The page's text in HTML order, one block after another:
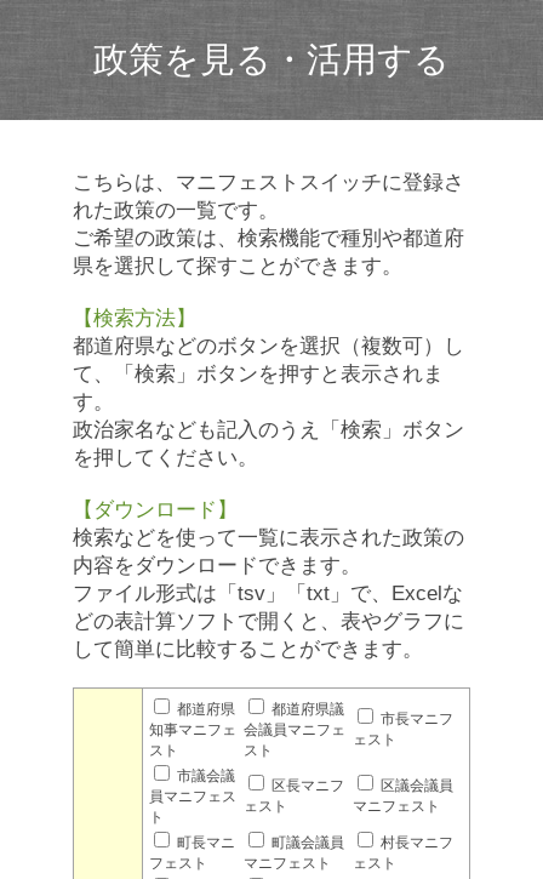
政策を見る・活用する
こちらは、マニフェストスイッチに登録さ
れた政策の一覧です。
ご希望の政策は、検索機能で種別や都道府
県を選択して探すことができます。
【検索方法】
都道府県などのボタンを選択（複数可）し
て、「検索」ボタンを押すと表示されま
す。
政治家名なども記入のうえ「検索」ボタン
を押してください。
【ダウンロード】
検索などを使って一覧に表示された政策の
内容をダウンロードできます。
ファイル形式は「tsv」「txt」で、Excelな
どの表計算ソフトで開くと、表やグラフに
して簡単に比較することができます。
都道府県
知事マニフェ
スト
都道府県議
会議員マニフェ
スト
市長マニフ
ェスト
市議会議
員マニフェス
ト
区長マニフ
ェスト
区議会議員
マニフェスト
町長マニ
フェスト
町議会議員
マニフェスト
村長マニフ
ェスト